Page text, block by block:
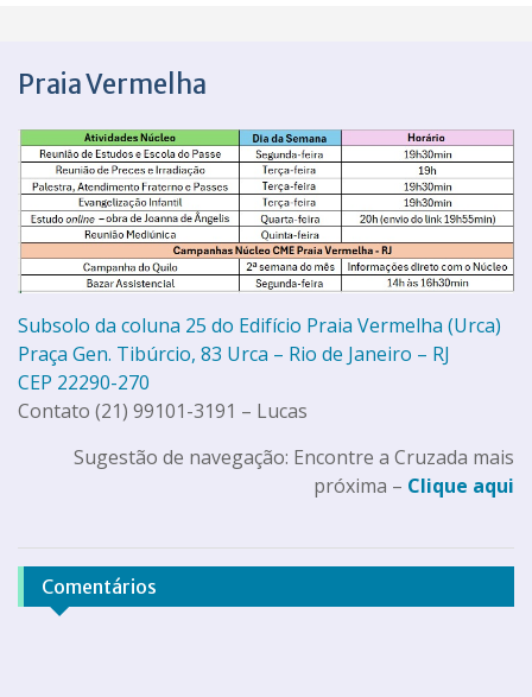
Praia Vermelha
Subsolo da coluna 25 do Edifício Praia Vermelha (Urca)
Praça Gen. Tibúrcio, 83 Urca – Rio de Janeiro – RJ
CEP 22290-270
Contato (21) 99101-3191 – Lucas
Sugestão de navegação: Encontre a Cruzada mais
próxima – Clique aqui
Comentários